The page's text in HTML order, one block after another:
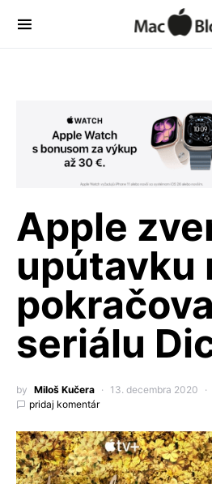
Apple
upútavku
seriálu
by Miloš Kučera 13. decembra 2020
pridaj komentár